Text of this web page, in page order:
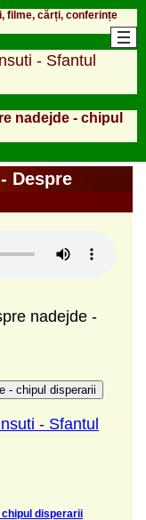
filme, cărți, conferințe
- Sfantul
nadejde - chipul
Despre
nadejde -
- chipul disperarii
- Sfantul
chipul disperarii